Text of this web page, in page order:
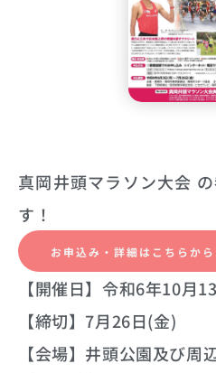
真岡井頭マラソン大会
す！
お申込み・詳細はこちらから
【開催日】令和6年10月
【締切】7月26日(金)
【会場】井頭公園及び周